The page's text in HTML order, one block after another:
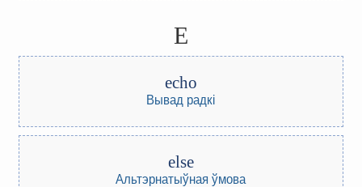
E
echo
Вывад радкі
else
Альтэрнатыўная ўмова